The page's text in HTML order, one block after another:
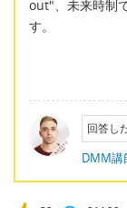
out"、未来時制
す。
回答し
DMM講